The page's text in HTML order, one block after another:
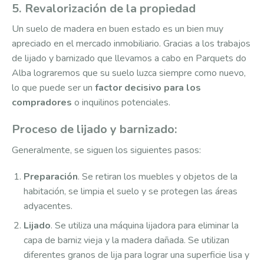
5. Revalorización de la propiedad
Un suelo de madera en buen estado es un bien muy
apreciado en el mercado inmobiliario. Gracias a los trabajos
de lijado y barnizado que llevamos a cabo en Parquets do
Alba lograremos que su suelo luzca siempre como nuevo,
lo que puede ser un factor decisivo para los
compradores o inquilinos potenciales.
Proceso de lijado y barnizado:
Generalmente, se siguen los siguientes pasos:
Preparación. Se retiran los muebles y objetos de la
habitación, se limpia el suelo y se protegen las áreas
adyacentes.
Lijado. Se utiliza una máquina lijadora para eliminar la
capa de barniz vieja y la madera dañada. Se utilizan
diferentes granos de lija para lograr una superficie lisa y